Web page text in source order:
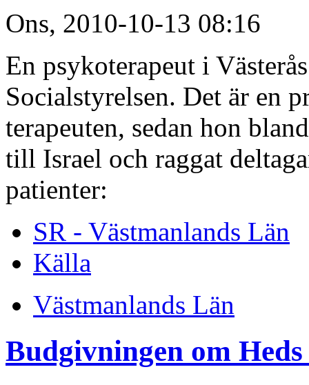
Ons, 2010-10-13 08:16
En psykoterapeut i
Socialstyrelsen. Det är en
terapeuten, sedan hon
till Israel och raggat
patienter:
SR - Västmanlands Län
Källa
Västmanlands Län
Budgivningen om